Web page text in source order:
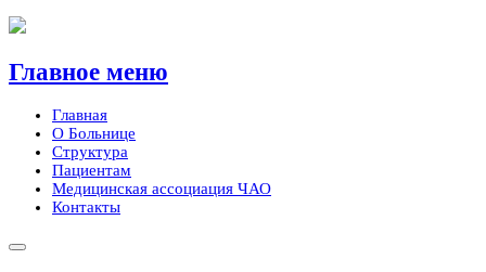
Skip
content
Главное меню
Главная
О Больнице
Структура
Пациентам
Медицинская ассоциация ЧАО
Контакты